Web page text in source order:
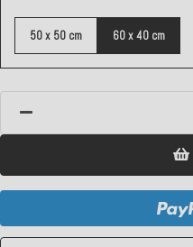
50 x 50 cm 60 x 40 cm